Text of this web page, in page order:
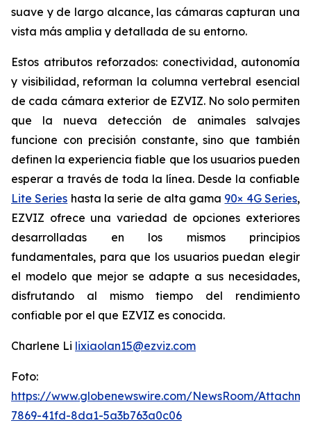
suave y de largo alcance, las cámaras capturan una
vista más amplia y detallada de su entorno.
Estos atributos reforzados: conectividad, autonomía
y visibilidad, reforman la columna vertebral esencial
de cada cámara exterior de EZVIZ. No solo permiten
que la nueva detección de animales salvajes
funcione con precisión constante, sino que también
definen la experiencia fiable que los usuarios pueden
esperar a través de toda la línea. Desde la confiable
Lite Series hasta la serie de alta gama 90× 4G Series,
EZVIZ ofrece una variedad de opciones exteriores
desarrolladas en los mismos principios
fundamentales, para que los usuarios puedan elegir
el modelo que mejor se adapte a sus necesidades,
disfrutando al mismo tiempo del rendimiento
confiable por el que EZVIZ es conocida.
Charlene Li lixiaolan15@ezviz.com
Foto:
https://www.globenewswire.com/NewsRoom/
7869-41fd-8da1-5a3b763a0c06